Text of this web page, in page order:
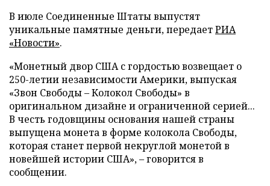
В июле Соединенные Штаты выпустят
уникальные памятные деньги, передаетРИА
«Новости».
«Монетный двор США с гордостью возвещает о
250-летии независимости Америки, выпуская
«Звон Свободы – Колокол Свободы» в
оригинальном дизайне и ограниченной серией...
В честь годовщины основания нашей страны
выпущена монета в форме колокола Свободы,
которая станет первой некруглой монетой в
новейшей истории США», – говорится в
сообщении.